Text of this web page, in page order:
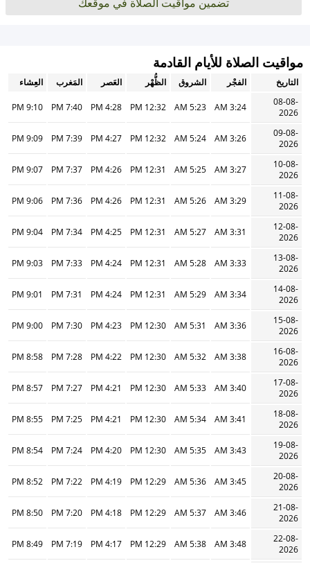
مواقيت الصلاة للأيام القادمة
التاريخ الفجْر الشروق الظُّهْر العَصر المَغرب
العِشاء
08-08-
2026
3:24 AM
5:23 AM
12:32 PM
4:28 PM
7:40 PM
9:10 PM
09-08-
2026
3:26 AM
5:24 AM
12:32 PM
4:27 PM
7:39 PM
9:09 PM
10-08-
2026
3:27 AM
5:25 AM
12:31 PM
4:26 PM
7:37 PM
9:07 PM
11-08-
2026
3:29 AM
5:26 AM
12:31 PM
4:26 PM
7:36 PM
9:06 PM
12-08-
2026
3:31 AM
5:27 AM
12:31 PM
4:25 PM
7:34 PM
9:04 PM
13-08-
2026
3:33 AM
5:28 AM
12:31 PM
4:24 PM
7:33 PM
9:03 PM
14-08-
2026
3:34 AM
5:29 AM
12:31 PM
4:24 PM
7:31 PM
9:01 PM
15-08-
2026
3:36 AM
5:31 AM
12:30 PM
4:23 PM
7:30 PM
9:00 PM
16-08-
2026
3:38 AM
5:32 AM
12:30 PM
4:22 PM
7:28 PM
8:58 PM
17-08-
2026
3:40 AM
5:33 AM
12:30 PM
4:21 PM
7:27 PM
8:57 PM
18-08-
2026
3:41 AM
5:34 AM
12:30 PM
4:21 PM
7:25 PM
8:55 PM
19-08-
2026
3:43 AM
5:35 AM
12:30 PM
4:20 PM
7:24 PM
8:54 PM
20-08-
2026
3:45 AM
5:36 AM
12:29 PM
4:19 PM
7:22 PM
8:52 PM
21-08-
2026
3:46 AM
5:37 AM
12:29 PM
4:18 PM
7:20 PM
8:50 PM
22-08-
2026
3:48 AM
5:38 AM
12:29 PM
4:17 PM
7:19 PM
8:49 PM